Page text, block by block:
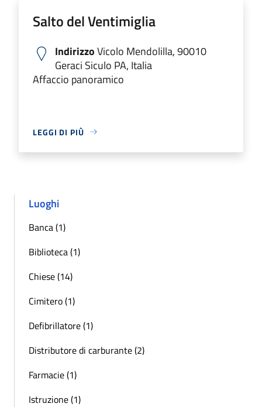
Salto del Ventimiglia
IndirizzoVicolo Mendolilla, 90010
Geraci Siculo PA, Italia
Affaccio panoramico
LEGGI DI PIÙ
Luoghi
Banca (1)
Biblioteca (1)
Chiese (14)
Cimitero (1)
Defibrillatore (1)
Distributore di carburante (2)
Farmacie (1)
Istruzione (1)